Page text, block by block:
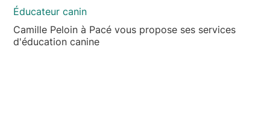
Éducateur canin
Camille Peloin à Pacé vous propose ses services
d'éducation canine